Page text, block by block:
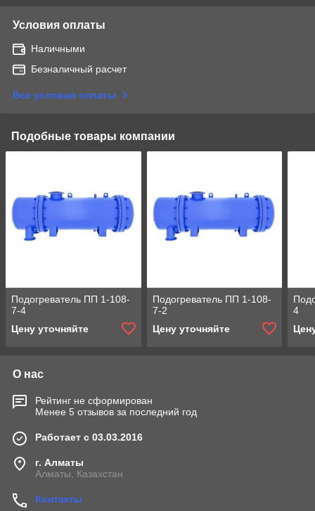
Условия оплаты
Наличными
Безналичный расчет
Все условия оплаты
Подобные товары компании
Подогреватель ПП 1-108-
7-4
Цену уточняйте
Подогреватель ПП 1-108-
7-2
Цену уточняйте
4
О нас
Рейтинг не сформирован
Менее 5 отзывов за последний год
Работает с 03.03.2016
г. Алматы
Алматы, Казахстан
Контакты